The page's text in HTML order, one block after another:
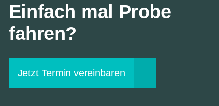
Einfach mal Probe
fahren?
Jetzt Termin vereinbaren